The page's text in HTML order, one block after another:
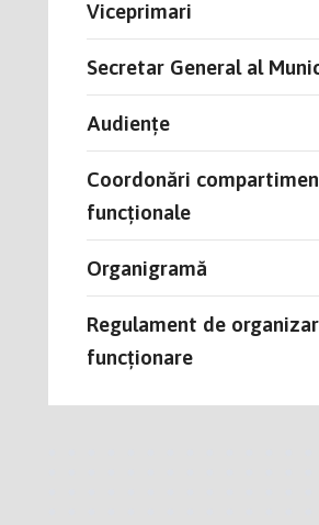
Viceprimari
Secretar General al
Audiențe
Coordonări
funcţionale
Organigramă
Regulament de
funcționare